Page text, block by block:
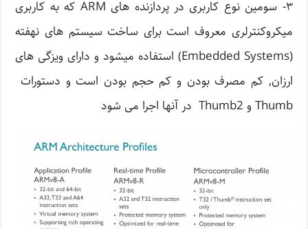
۳- سومین نوع کاربری در پردازنده های ARM که به کاربری
میکروکنترلری معروف است برای ساخت سیستم های نهفته
(Embedded Systems) استفاده میشود و دارای ویزگی های
ارزان, کم مصرف بودن و کم حجم بودن است و دستورات
Thumb و Thumb2 در آنها اجرا می شود